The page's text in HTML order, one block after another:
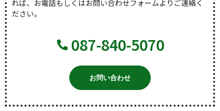
れば、お電話もしくはお問い合わせフォームよりご連絡く
ださい。
087-840-5070
お問い合わせ